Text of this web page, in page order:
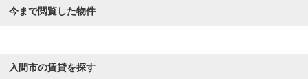
今まで閲覧した物件
入間市の賃貸を探す